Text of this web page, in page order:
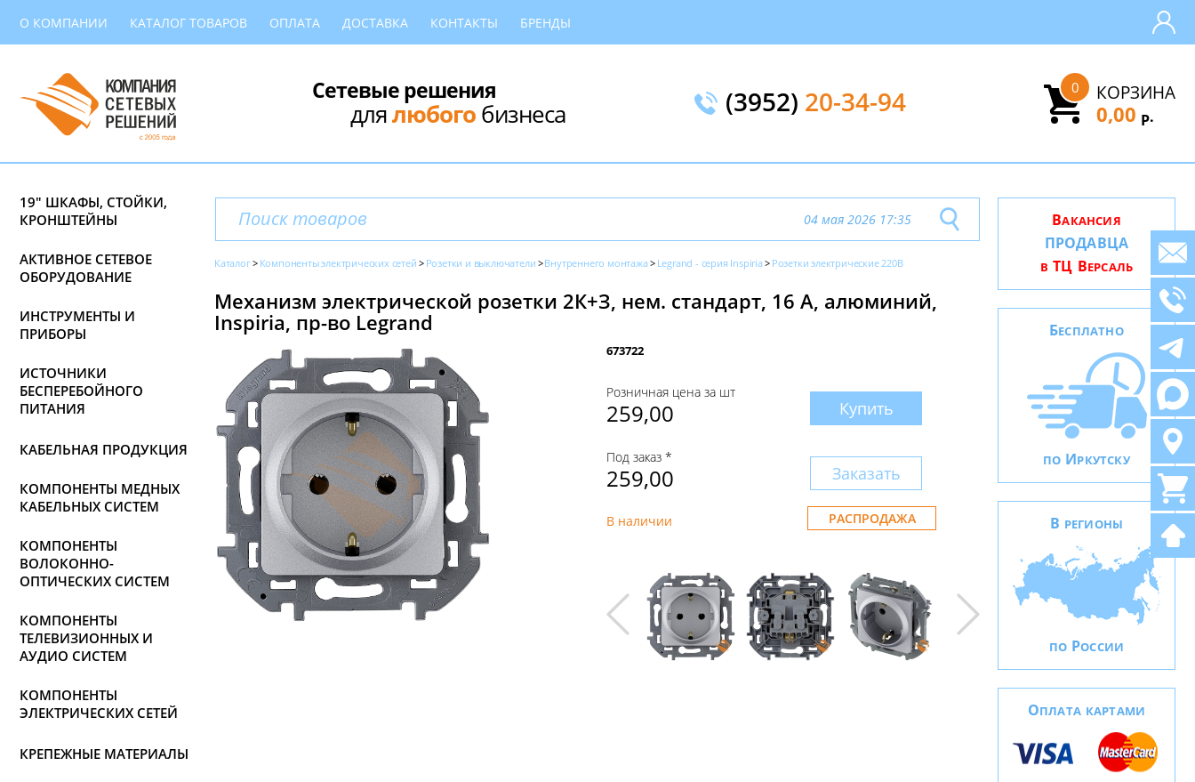
О КОМПАНИИ КАТАЛОГ ТОВАРОВ ОПЛАТА ДОСТАВКА КОНТАКТЫ БРЕНДЫ
Сетевые решения
длялюбогобизнеса (3952) 20-34-94 КОРЗИНА
0
0,00 Р.
19" ШКАФЫ, СТОЙКИ,
КРОНШТЕЙНЫ
АКТИВНОЕ СЕТЕВОЕ
ОБОРУДОВАНИЕ
ИНСТРУМЕНТЫ И
ПРИБОРЫ
ИСТОЧНИКИ
БЕСПЕРЕБОЙНОГО
ПИТАНИЯ
КАБЕЛЬНАЯ ПРОДУКЦИЯ
КОМПОНЕНТЫ МЕДНЫХ
КАБЕЛЬНЫХ СИСТЕМ
КОМПОНЕНТЫ
ВОЛОКОННО-
ОПТИЧЕСКИХ СИСТЕМ
КОМПОНЕНТЫ
ТЕЛЕВИЗИОННЫХ И
АУДИО СИСТЕМ
КОМПОНЕНТЫ
ЭЛЕКТРИЧЕСКИХ СЕТЕЙ
КРЕПЕЖНЫЕ МАТЕРИАЛЫ
04 мая 2026 17:35
Каталог Компоненты электрических сетей Розетки и выключатели Внутреннего монтажа Legrand - серия Inspiria Розетки электрические 220В
Механизм электрической розетки 2К+З, нем. стандарт, 16 А, алюминий,
Inspiria, пр-во Legrand
673722
Розничная цена за шт
259,00 Купить
Под заказ *
259,00 Заказать
В наличии РАСПРОДАЖА
ВАКАНСИЯ
ПРОДАВЦА
В ТЦ ВЕРСАЛЬ
БЕСПЛАТНО
ПО ИРКУТСКУ
В РЕГИОНЫ
ПО РОССИИ
ОПЛАТА КАРТАМИ